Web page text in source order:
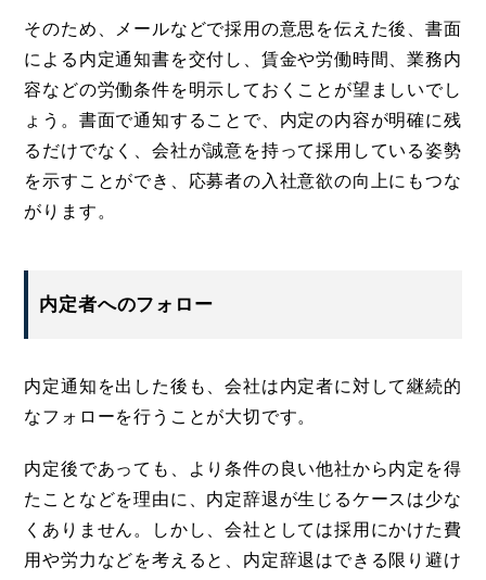
そのため、メールなどで採用の意思を伝えた後、書面
による内定通知書を交付し、賃金や労働時間、業務内
容などの労働条件を明示しておくことが望ましいでし
ょう。書面で通知することで、内定の内容が明確に残
るだけでなく、会社が誠意を持って採用している姿勢
を示すことができ、応募者の入社意欲の向上にもつな
がります。
内定者へのフォロー
内定通知を出した後も、会社は内定者に対して継続的
なフォローを行うことが大切です。
内定後であっても、より条件の良い他社から内定を得
たことなどを理由に、内定辞退が生じるケースは少な
くありません。しかし、会社としては採用にかけた費
用や労力などを考えると、内定辞退はできる限り避け